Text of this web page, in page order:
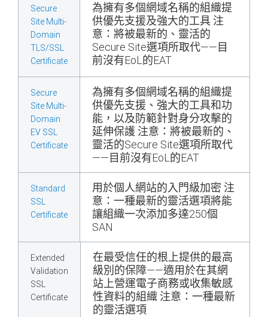
Secure
Site Multi-
Domain
TLS/SSL
Certificate
為擁有多個網域名稱的組織提
供優先支援及強大的工具 注
意：將被最新的、靈活的
Secure Site選項所取代——目
前沒有EoL的EAT
Secure
Site Multi-
Domain
EV SSL
Certificate
為擁有多個網域名稱的組織提
供優先支援、強大的工具和功
能，以及防範針對身分攻擊的
延伸保護 注意：將被最新的、
靈活的Secure Site選項所取代
——目前沒有EoL的EAT
Standard
SSL
Certificate
用於個人網站的入門級加密 注
意：一種最新的靈活選項將能
讓組織一次添加多達250個
SAN
Extended
Validation
SSL
Certificate
在最受信任的根上提供的最高
級別的保障——適用於在其網
站上營運電子商務或收集敏感
性資料的組織 注意：一種最新
的靈活選項